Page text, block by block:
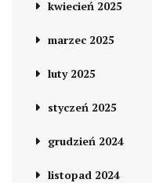
kwiecień 2025
marzec 2025
luty 2025
styczeń 2025
grudzień 2024
listopad 2024